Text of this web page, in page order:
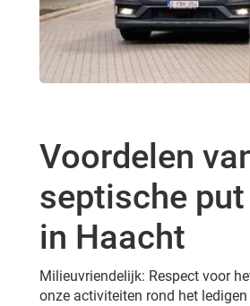
Voordelen
septische
in Haacht
Milieuvriendelijk: Respect voor
onze activiteiten rond het